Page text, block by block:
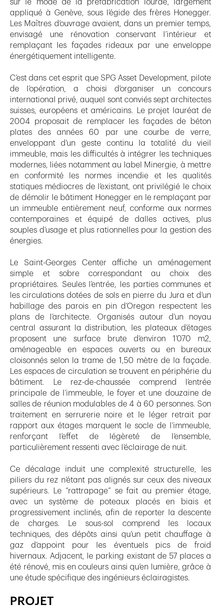
sur le mode de la préfabrication lourde, largement
appliqué à Genève, sous l’égide des frères Honegger.
Les Maîtres d’ouvrage avaient, dans un premier temps,
envisagé une rénovation conservant l’intérieur et
remplaçant les façades rideaux par une enveloppe
énergétiquement intelligente.
C’est dans cet esprit que SPG Asset Development, pilote
de l’opération, a choisi d’organiser un concours
international privé, auquel sont conviés sept architectes
suisses, européens et américains. Le projet lauréat de
2004 proposait de remplacer les façades de béton
plates des années 60 par une courbe de verre,
enveloppant d’un geste continu la totalité du vieil
immeuble, mais les difficultés à intégrer les techniques
modernes, liées notamment au label Minergie, à mettre
en conformité les normes incendie et les qualités
statiques médiocres de l’existant, ont privilégié le choix
de démolir le bâtiment Honegger en le remplaçant par
un immeuble entièrement neuf, conforme aux normes
contemporaines et équipé de dalles actives, plus
souples d’usage et plus rationnelles pour la gestion des
énergies.
Le Saint-Georges Center affiche un aménagement
simple et sobre correspondant au choix des
propriétaires. Seules l’entrée, les parties communes et
les circulations dotées de sols en pierre du Jura et d’un
habillage des parois en pin d’Oregon respectent les
plans de l’architecte. Organisés autour d’un noyau
central assurant la distribution, les plateaux d’étages
proposent une surface brute d’environ 1’070 m2,
aménageable en espaces ouverts ou en bureaux
cloisonnés selon la trame de 1,50 mètre de la façade.
Les espaces de circulation se trouvent en périphérie du
bâtiment. Le rez-de-chaussée comprend l’entrée
principale de l’immeuble, le foyer et une douzaine de
salles de réunion modulables de 4 à 60 personnes. Son
traitement en serrurerie noire et le léger retrait par
rapport aux étages marquent le socle de l’immeuble,
renforçant l’effet de légèreté de l’ensemble,
particulièrement ressenti avec l’éclairage de nuit.
Ce décalage induit une complexité structurelle, les
piliers du rez n’étant pas alignés sur ceux des niveaux
supérieurs. Le “rattrapage” se fait au premier étage,
avec un système de poteaux placés en biais et
progressivement inclinés, afin de reporter la descente
de charges. Le sous-sol comprend les locaux
techniques, des dépôts ainsi qu’un petit chauffage à
gaz d’appoint pour les éventuels pics de froid
hivernaux. Adjacent, le parking existant de 57 places a
été rénové, mis en couleurs ainsi qu’en lumière, grâce à
une étude spécifique des ingénieurs éclairagistes.
PROJET